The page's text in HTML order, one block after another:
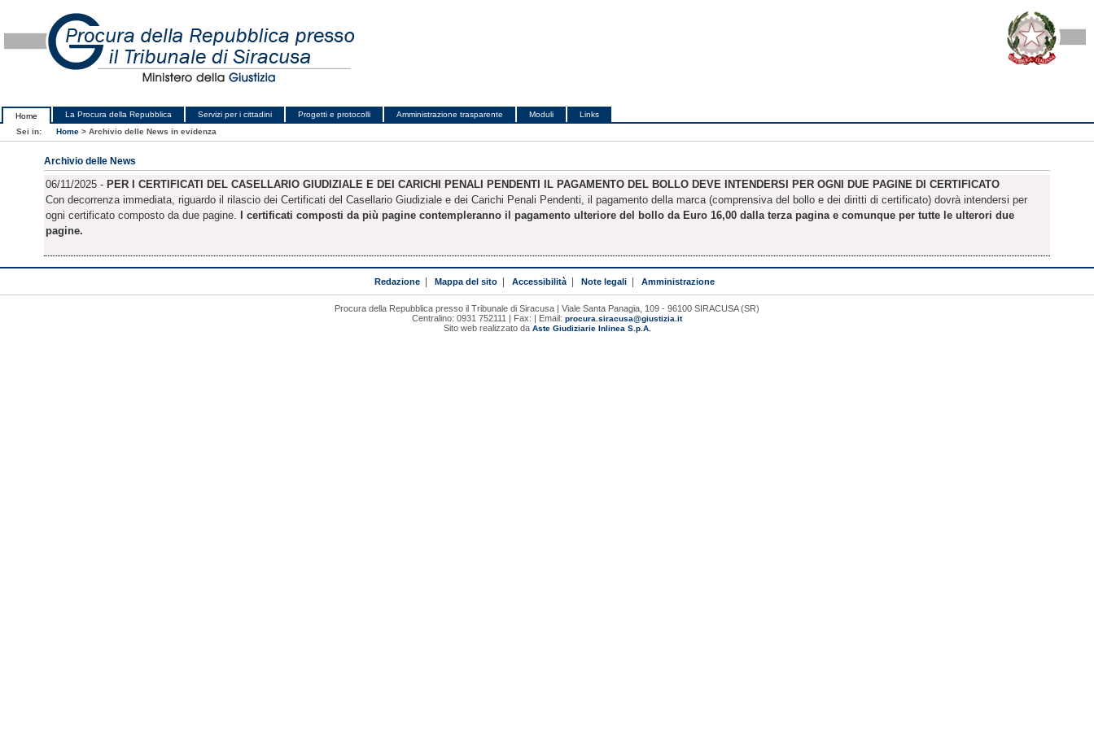
Home La Procura della Repubblica Servizi per i cittadini Progetti e protocolli Amministrazione trasparente Moduli
Links
Sei in:
Home > Archivio delle News in evidenza
Archivio delle News
06/11/2025 - PER I CERTIFICATI DEL CASELLARIO GIUDIZIALE E DEI CARICHI PENALI PENDENTI IL PAGAMENTO DEL BOLLO DEVE INTENDERSI PER OGNI DUE PAGINE DI CERTIFICATO
Con decorrenza immediata, riguardo il rilascio dei Certificati del Casellario Giudiziale e dei Carichi Penali Pendenti, il pagamento della marca (comprensiva del bollo e dei diritti di certificato) dovrà intendersi per
ogni certificato composto da due pagine.
I certificati composti da più pagine contempleranno il pagamento ulteriore del bollo da Euro 16,00 dalla terza pagina e comunque per tutte le ulterori due
pagine.
Redazione Mappa del sito Accessibilità Note legali Amministrazione
Procura della Repubblica presso il Tribunale di Siracusa | Viale Santa Panagia, 109 - 96100 SIRACUSA (SR)
Centralino: 0931 752111 | Fax: | Email: procura.siracusa@giustizia.it
Sito web realizzato da Aste Giudiziarie Inlinea S.p.A.